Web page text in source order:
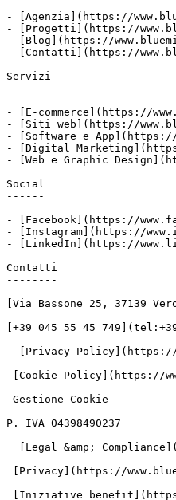
- [Agenzia](https://
- [Progetti](https://
- [Blog](https://
- [Contatti](https://
Servizi
-------
- [E-commerce](https://
- [Siti web](https://
- [Software e
- [Digital
- [Web e Graphic
Social
------
- [Facebook](https://
- [Instagram](https://
- [LinkedIn](https://
Contatti
--------
[Via Bassone 25, 37139
[+39 045 55 45
P. IVA 04398490237